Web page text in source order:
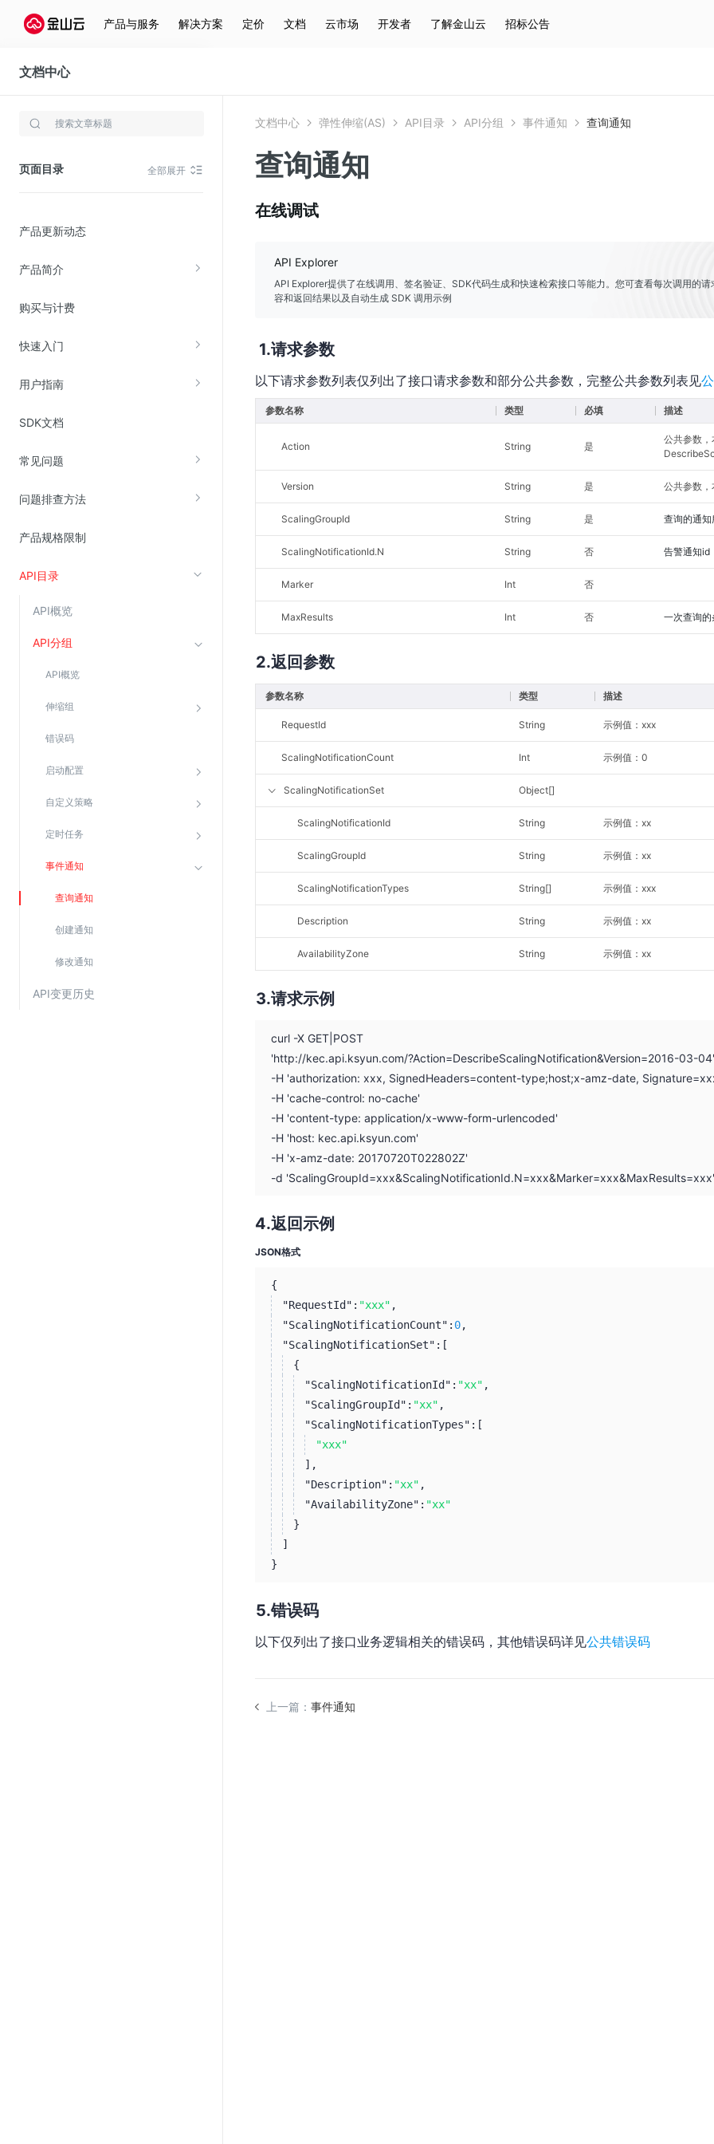
产品与服务 解决方案 定价 文档 云市场 开发者 了解金山云 招标公告
文档中心
弹性伸缩(AS)
页面目录 全部展开
产品更新动态
产品简介
购买与计费
快速入门
用户指南
SDK文档
常见问题
问题排查方法
产品规格限制
API目录
API概览
API分组
API概览
伸缩组
错误码
启动配置
自定义策略
定时任务
事件通知
查询通知
创建通知
修改通知
API变更历史
存储与云分发
云硬盘(EBS)
在线迁移服务
视频云服务
云直播(KLS)
边缘节点计算
金山云云防火墙
云堡垒机
高防IP(KAD)
Web应用防火墙(WAF)
密钥管理服务
文档中心 弹性伸缩(AS) API目录 API分组 事件通知 查询通知
查询通知
在线调试
API Explorer
API Explorer提供了在线调用、签名验证、SDK代码生成和快速检索接口等能力。您可査看每次调用的请
容和返回结果以及自动生成 SDK 调用示例
请求参数
以下请求参数列表仅列出了接口请求参数和部分公共参数，完整公共参数列表见
参数名称 类型 必填 描述
Action String 是
公共参数
Version String 是 公共参数
ScalingGroupId String 是 查询的通
ScalingNotificationId.N String 否 告警通知id
Marker Int 否
MaxResults Int 否 一次查询
返回参数
参数名称 类型 描述
RequestId String 示例值：xxx
ScalingNotificationCount Int 示例值：0
ScalingNotificationSet Object[]
ScalingNotificationId String 示例值：xx
ScalingGroupId String 示例值：xx
ScalingNotificationTypes String[] 示例值：xxx
Description String 示例值：xx
AvailabilityZone String 示例值：xx
请求示例
curl -X GET|POST
'http://kec.api.ksyun.com/?Action=DescribeScalingNotification&Version=2016-03-04'
-H 'authorization: xxx, SignedHeaders=content-type;host;x-amz-date,
-H 'cache-control: no-cache'
-H 'content-type: application/x-www-form-urlencoded'
-H 'host: kec.api.ksyun.com'
-H 'x-amz-date: 20170720T022802Z'
-d 'ScalingGroupId=xxx&ScalingNotificationId.N=xxx&Marker=xxx&MaxResults=xxx'
返回示例
JSON格式
{
"RequestId": "xxx" ,
"ScalingNotificationCount": 0,
"ScalingNotificationSet": [
{
"ScalingNotificationId": "xx" ,
"ScalingGroupId": "xx" ,
"ScalingNotificationTypes": [
"xxx"
] ,
"Description": "xx" ,
"AvailabilityZone": "xx"
}
]
}
错误码
以下仅列出了接口业务逻辑相关的错误码，其他错误码详见公共错误码
上一篇： 事件通知